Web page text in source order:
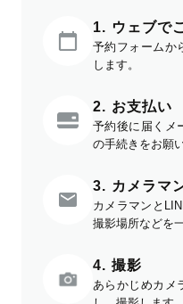
1. ウェブで
予約フォームか
します。
2. お支払い
予約後に届くメ
の手続きをお願
3. カメラマ
カメラマンと
撮影場所などを
4. 撮影
あらかじめカメ